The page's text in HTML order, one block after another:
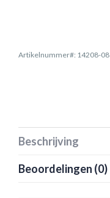
Artikelnummer#: 14208-08
Beoordelingen (0)
Beschrijving